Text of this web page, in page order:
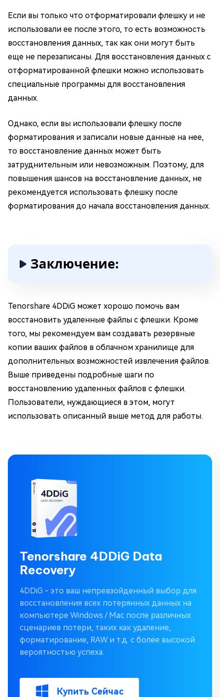
Если вы только что отформатировали флешку и не
использовали ее после этого, то есть возможность
восстановления данных, так как они могут быть
еще не перезаписаны. Для восстановления данных с
отформатированной флешки можно использовать
специальные программы для восстановления
данных.
Однако, если вы использовали флешку после
форматирования и записали новые данные на нее,
то восстановление данных может быть
затруднительным или невозможным. Поэтому, для
повышения шансов на восстановление данных, не
рекомендуется использовать флешку после
форматирования до начала восстановления данных.
Заключение:
Tenorshare 4DDiG может хорошо помочь вам
восстановить удаленные файлы с флешки. Кроме
того, мы рекомендуем вам создавать резервные
копии ваших файлов в облачном хранилище для
дополнительных возможностей извлечения файлов.
Выше приведены подробные шаги по
восстановлению удаленных файлов с флешки.
Пользователи, нуждающиеся в этом, могут
использовать описанный выше метод для работы.
Tenorshare 4DDiG Data
Recovery
4DDiG - это ваш непревзойденный выбор для
восстановления всех потерянных данных на
компьютере Windows / Mac после различных
сценариев потери, таких как удаление,
форматирование, RAW и т.д. с более высокой
вероятностью успеха.
Купить Сейчас